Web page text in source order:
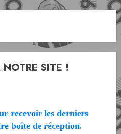
SITE !
recevoir les derniers
boîte de réception.